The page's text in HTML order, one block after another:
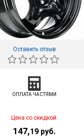
Оставить отзыв
ОПЛАТА ЧАСТЯМИ
Цена со скидкой:
147,19 руб.